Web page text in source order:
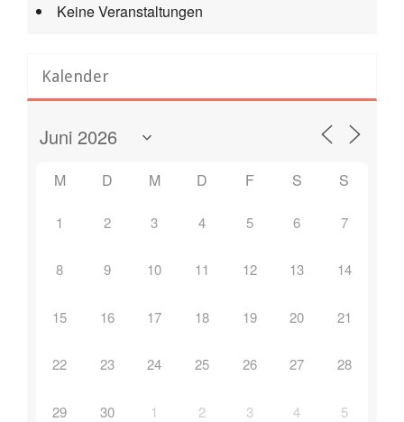
Keine Veranstaltungen
Kalender
M D M D F S S
1 2 3 4 5 6 7
8 9 10 11 12 13 14
15 16 17 18 19 20 21
22 23 24 25 26 27 28
29 30 1 2 3 4 5